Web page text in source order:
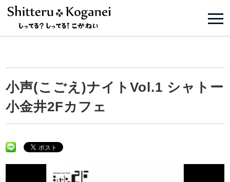
小声(こごえ)ナイトVol.1 シャトー
小金井2Fカフェ